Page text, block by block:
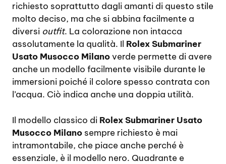
richiesto soprattutto dagli amanti di questo stile
molto deciso, ma che si abbina facilmente a
diversi outfit. La colorazione non intacca
assolutamente la qualità. Il Rolex Submariner
Usato Musocco Milanoverde permette di avere
anche un modello facilmente visibile durante le
immersioni poiché il colore spesso contrata con
l’acqua. Ciò indica anche una doppia utilità.
Il modello classico di Rolex Submariner Usato
Musocco Milano sempre richiesto è mai
intramontabile, che piace anche perché è
essenziale, è il modello nero. Quadrante e